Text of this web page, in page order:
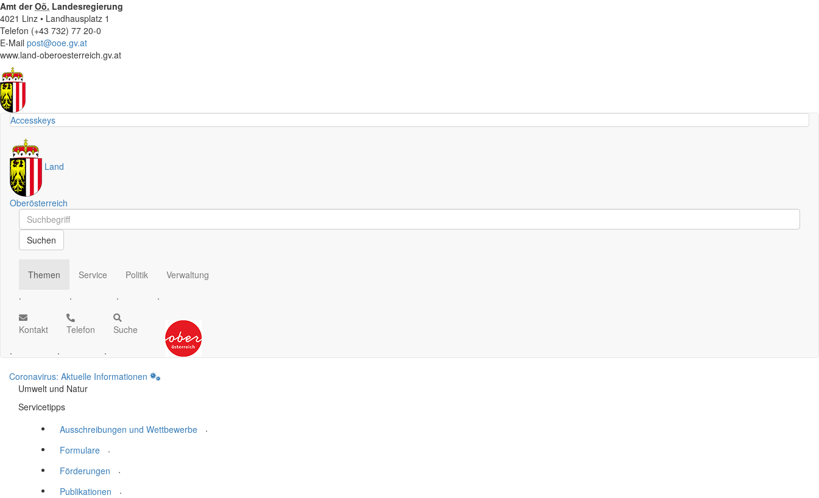
Amt derOö. Landesregierung
4021 Linz • Landhausplatz 1
Telefon (+43 732) 77 20-0
E-Mail post@ooe.gv.at
www.land-oberoesterreich.gv.at
Accesskeys
Land
Oberösterreich
Schnellsuche
Schnellsuche
Suchen
Themen
.
Service
.
Politik
.
Verwaltung
.
Kontakt
.
Telefon
.
Suche
.
Coronavirus: Aktuelle Informationen
Umwelt und Natur
Servicetipps
Ausschreibungen und Wettbewerbe
.
Formulare
.
Förderungen
.
Publikationen
.